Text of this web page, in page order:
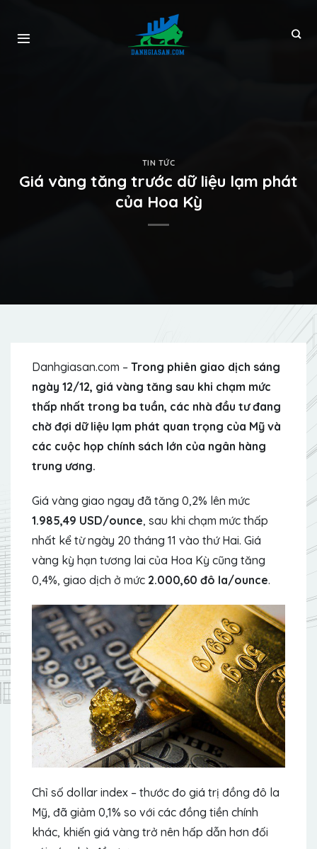
TIN TỨC
Giá vàng tăng trước dữ liệu lạm phát
của Hoa Kỳ
Danhgiasan.com – Trong phiên giao dịch sáng
ngày 12/12, giá vàng tăng sau khi chạm mức
thấp nhất trong ba tuần, các nhà đầu tư đang
chờ đợi dữ liệu lạm phát quan trọng của Mỹ và
các cuộc họp chính sách lớn của ngân hàng
trung ương.
Giá vàng giao ngay đã tăng 0,2% lên mức
1.985,49 USD/ounce, sau khi chạm mức thấp
nhất kể từ ngày 20 tháng 11 vào thứ Hai. Giá
vàng kỳ hạn tương lai của Hoa Kỳ cũng tăng
0,4%, giao dịch ở mức 2.000,60 đô la/ounce.
Chỉ số dollar index – thước đo giá trị đồng đô la
Mỹ, đã giảm 0,1% so với các đồng tiền chính
khác, khiến giá vàng trở nên hấp dẫn hơn đối